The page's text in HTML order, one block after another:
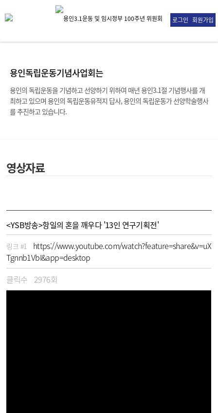
로그인 회원가입
용인독립운동기념사업회는
용인의 독립운동을 기념하고 선양하기 위하여 매년 용인3.1절 기념행사를 개
최하고 있으며 용인의 독립운동유적지 답사, 용인의 독립운동가 선양학술행사
를 추진하고 있습니다.
영상자료
<YSB방송>항일의 혼을 깨우다 '13인 연구기획전'
링크 #1
https://www.youtube.com/watch?feature=share&v=uX
Tgnnb1VbI&app=desktop
클릭수
2976회